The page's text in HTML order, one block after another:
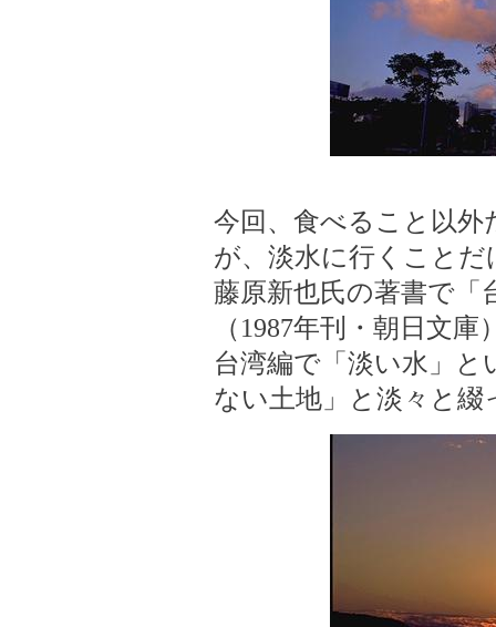
今回、食べること以
が、淡水に行くこと
藤原新也氏の著書で「
（1987年刊・朝日文
台湾編で「淡い水」
ない土地」と淡々と